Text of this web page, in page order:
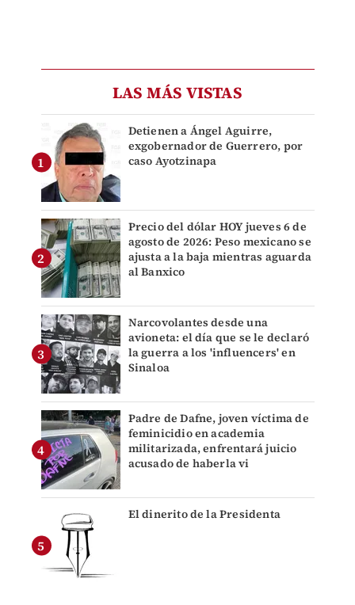
LAS MÁS VISTAS
Detienen a Ángel Aguirre,
exgobernador de Guerrero, por
caso Ayotzinapa
Precio del dólar HOY jueves 6 de
agosto de 2026: Peso mexicano se
ajusta a la baja mientras aguarda
al Banxico
Narcovolantes desde una
avioneta: el día que se le declaró
la guerra a los 'influencers' en
Sinaloa
Padre de Dafne, joven víctima de
feminicidio en academia
militarizada, enfrentará juicio
acusado de haberla vi
El dinerito de la Presidenta